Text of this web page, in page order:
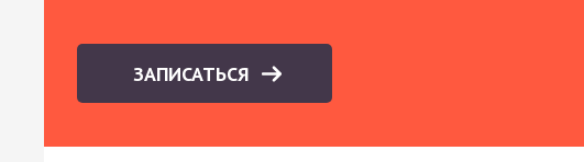
ЗАПИСАТЬСЯ